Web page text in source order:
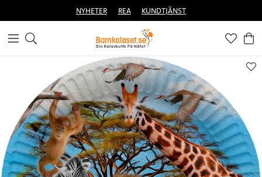
NYHETER REA KUNDTJÄNST